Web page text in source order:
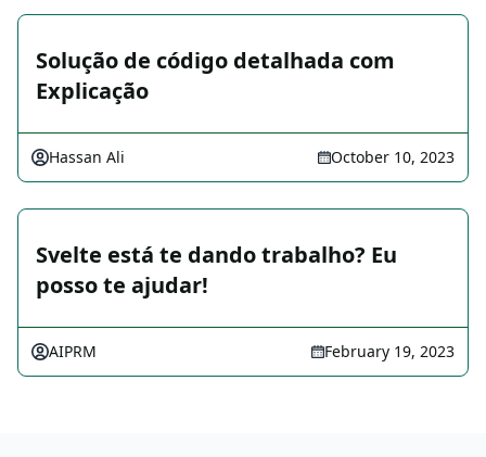
Solução de código detalhada com
Explicação
Hassan Ali October 10, 2023
Svelte está te dando trabalho? Eu
posso te ajudar!
AIPRM February 19, 2023